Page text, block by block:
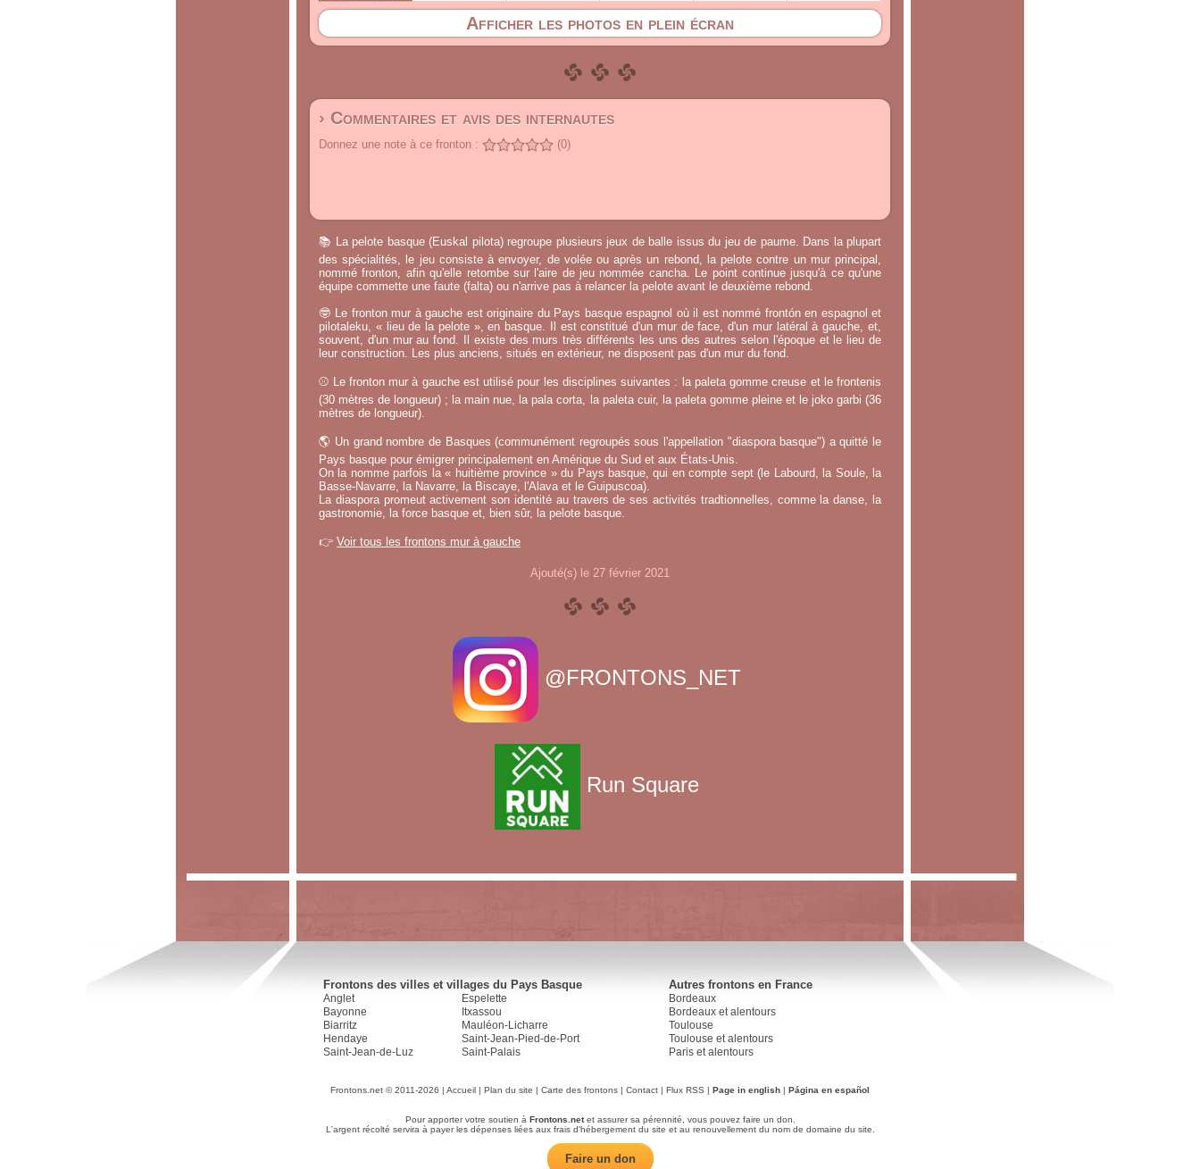
Afficher les photos en plein écran
› Commentaires et avis des internautes
Donnez une note à ce fronton : (0)
📚 La pelote basque (Euskal pilota) regroupe plusieurs jeux de balle issus du jeu de paume. Dans la plupart
des spécialités, le jeu consiste à envoyer, de volée ou après un rebond, la pelote contre un mur principal,
nommé fronton, afin qu'elle retombe sur l'aire de jeu nommée cancha. Le point continue jusqu'à ce qu'une
équipe commette une faute (falta) ou n'arrive pas à relancer la pelote avant le deuxième rebond.
🤓 Le fronton mur à gauche est originaire du Pays basque espagnol où il est nommé frontón en espagnol et
pilotaleku, « lieu de la pelote », en basque. Il est constitué d'un mur de face, d'un mur latéral à gauche, et,
souvent, d'un mur au fond. Il existe des murs très différents les uns des autres selon l'époque et le lieu de
leur construction. Les plus anciens, situés en extérieur, ne disposent pas d'un mur du fond.
⚾ Le fronton mur à gauche est utilisé pour les disciplines suivantes : la paleta gomme creuse et le frontenis
(30 mètres de longueur) ; la main nue, la pala corta, la paleta cuir, la paleta gomme pleine et le joko garbi (36
mètres de longueur).
🌎 Un grand nombre de Basques (communément regroupés sous l'appellation "diaspora basque") a quitté le
Pays basque pour émigrer principalement en Amérique du Sud et aux États-Unis.
On la nomme parfois la « huitième province » du Pays basque, qui en compte sept (le Labourd, la Soule, la
Basse-Navarre, la Navarre, la Biscaye, l'Alava et le Guipuscoa).
La diaspora promeut activement son identité au travers de ses activités tradtionnelles, comme la danse, la
gastronomie, la force basque et, bien sûr, la pelote basque.
👉 Voir tous les frontons mur à gauche
Ajouté(s) le 27 février 2021
@FRONTONS_NET
Run Square
Frontons des villes et villages du Pays Basque
Anglet
Bayonne
Biarritz
Hendaye
Saint-Jean-de-Luz
Espelette
Itxassou
Mauléon-Licharre
Saint-Jean-Pied-de-Port
Saint-Palais
Autres frontons en France
Bordeaux
Bordeaux et alentours
Toulouse
Toulouse et alentours
Paris et alentours
Frontons.net © 2011-2026 | Accueil | Plan du site | Carte des frontons | Contact | Flux RSS | Page in english | Página en español
Pour apporter votre soutien à Frontons.netet assurer sa pérennité, vous pouvez faire un don.
L'argent récolté servira à payer les dépenses liées aux frais d'hébergement du site et au renouvellement du nom de domaine du site.
Faire un don